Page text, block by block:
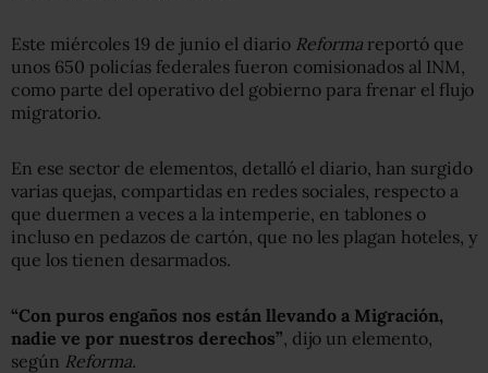
Este miércoles 19 de junio el diario Reforma reportó que
unos 650 policías federales fueron comisionados al INM,
como parte del operativo del gobierno para frenar el flujo
migratorio.
En ese sector de elementos, detalló el diario, han surgido
varias quejas, compartidas en redes sociales, respecto a
que duermen a veces a la intemperie, en tablones o
incluso en pedazos de cartón, que no les plagan hoteles, y
que los tienen desarmados.
“Con puros engaños nos están llevando a Migración,
nadie ve por nuestros derechos” , dijo un elemento,
según Reforma.